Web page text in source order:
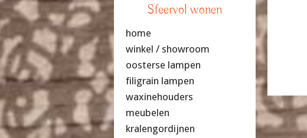
Sfeervol wonen
home
winkel / showroom
oosterse lampen
filigrain lampen
waxinehouders
meubelen
kralengordijnen